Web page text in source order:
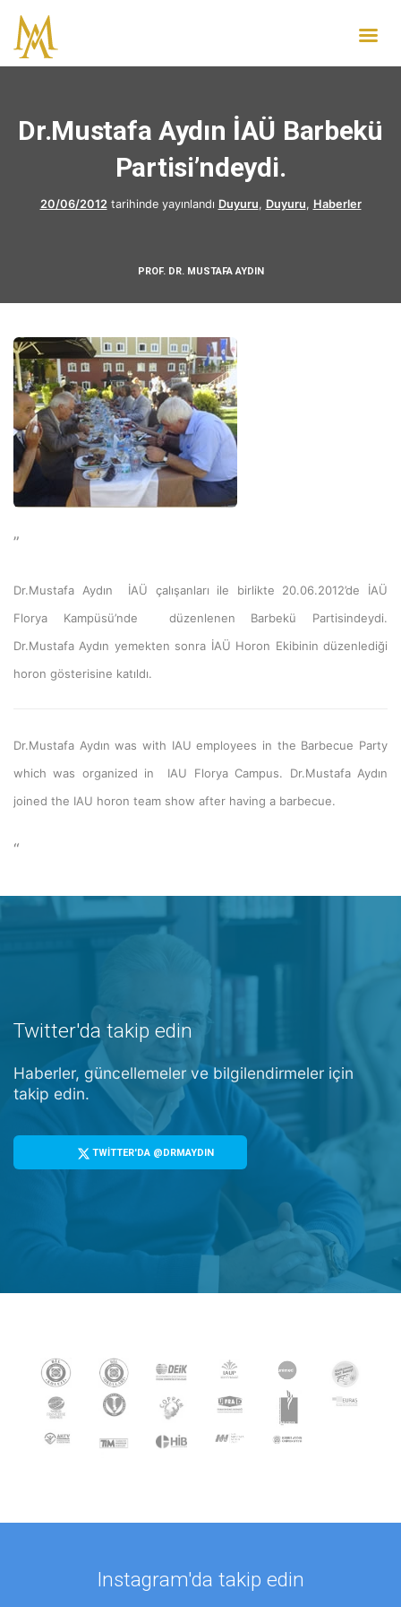
Dr.Mustafa Aydın İAÜ Barbekü
Partisi’ndeydi.
20/06/2012 tarihinde yayınlandı Duyuru, Duyuru, Haberler
PROF. DR. MUSTAFA AYDIN
”
Dr.Mustafa Aydın İAÜ çalışanları ile birlikte 20.06.2012’de İAÜ
Florya Kampüsü’nde düzenlenen Barbekü Partisindeydi.
Dr.Mustafa Aydın yemekten sonra İAÜ Horon Ekibinin düzenlediği
horon gösterisine katıldı.
Dr.Mustafa Aydın was with IAU employees in the Barbecue Party
which was organized in IAU Florya Campus. Dr.Mustafa Aydın
joined the IAU horon team show after having a barbecue.
“
Twitter'da takip edin
Haberler, güncellemeler ve bilgilendirmeler için
takip edin.
TWİTTER'DA @DRMAYDIN
Instagram'da takip edin